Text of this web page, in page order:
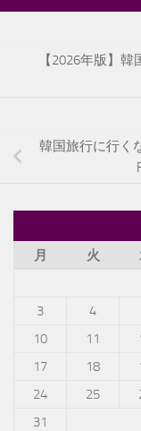
【2026年版】
韓国旅行に行く
月
火
3
4
10
11
17
18
24
25
31